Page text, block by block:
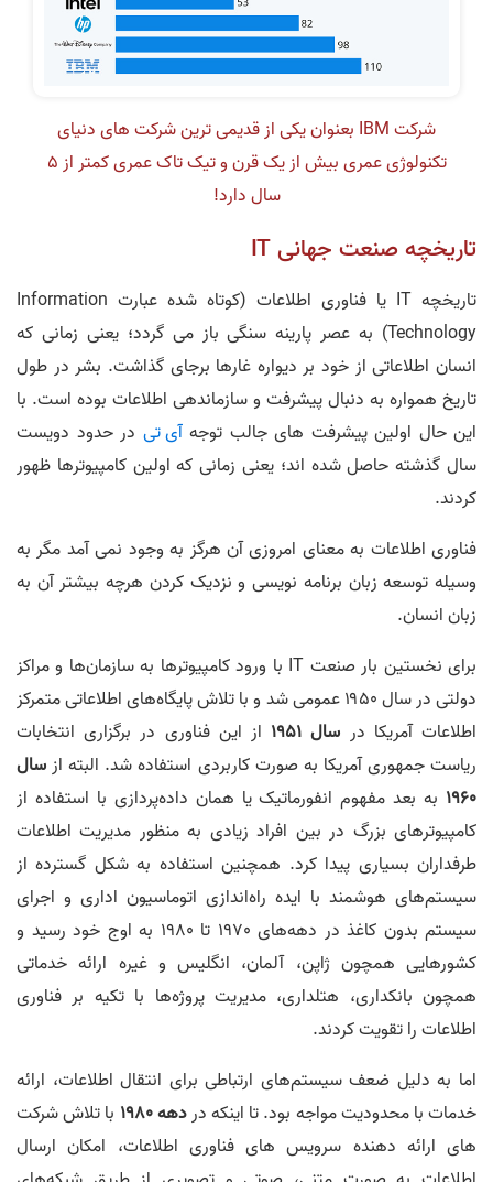
شرکت IBM بعنوان یکی از قدیمی ترین شرکت های دنیای
تکنولوژی عمری بیش از یک قرن و تیک تاک عمری کمتر از 5
سال دارد!
تاریخچه صنعت جهانی IT
تاریخچه IT‌ یا فناوری اطلاعات (کوتاه شده عبارت Information
Technology) به عصر پارینه سنگی باز می گردد؛ یعنی زمانی که
انسان اطلاعاتی از خود بر دیواره غارها برجای گذاشت. بشر در طول
تاریخ همواره به دنبال پیشرفت و سازماندهی اطلاعات بوده است. با
این حال اولین پیشرفت های جالب توجهآی تی در حدود دویست
سال گذشته حاصل شده اند؛ یعنی زمانی که اولین کامپیوترها ظهور
کردند.
فناوری اطلاعات به معنای امروزی آن هرگز به وجود نمی آمد مگر به
وسیله توسعه زبان برنامه نویسی و نزدیک کردن هرچه بیشتر آن به
زبان انسان.
برای نخستین بار صنعت IT با ورود کامپیوترها به سازمان‌ها و مراکز
دولتی در سال ۱۹۵۰ عمومی شد و با تلاش پایگاه‌های اطلاعاتی متمرکز
اطلاعات آمریکا در سال 1951
از این فناوری در برگزاری انتخابات
ریاست جمهوری آمریکا به صورت کاربردی استفاده شد. البته از سال
1960 به بعد مفهوم انفورماتیک یا همان داده‌پردازی با استفاده از
کامپیوترهای بزرگ در بین افراد زیادی به منظور مدیریت اطلاعات
طرفداران بسیاری پیدا کرد. همچنین استفاده به شکل گسترده از
سیستم‌های هوشمند با ایده راه‌اندازی اتوماسیون اداری و اجرای
سیستم بدون کاغذ در دهه‌های 1970 تا 1980 به اوج خود رسید و
کشورهایی همچون ژاپن، آلمان، انگلیس و غیره ارائه خدماتی
همچون بانكدارى، هتلدارى، مديريت پروژه‌ها با تکیه بر فناوری
اطلاعات را تقویت کردند.
اما به دلیل ضعف سيستم‌هاى ارتباطى برای انتقال اطلاعات، ارائه
خدمات با محدودیت مواجه بود. تا اینکه دردهه 1980
با تلاش شرکت
های ارائه دهنده سرویس های فناوری اطلاعات، امکان ارسال